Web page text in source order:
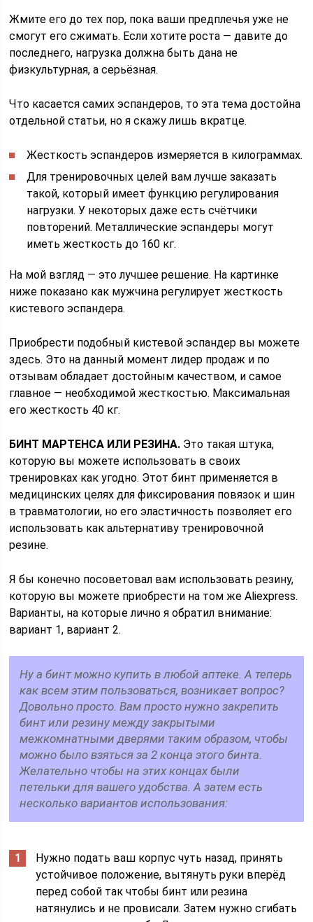
Жмите его до тех пор, пока ваши предплечья уже не
смогут его сжимать. Если хотите роста — давите до
последнего, нагрузка должна быть дана не
физкультурная, а серьёзная.
Что касается самих эспандеров, то эта тема достойна
отдельной статьи, но я скажу лишь вкратце.
Жесткость эспандеров измеряется в килограммах.
Для тренировочных целей вам лучше заказать
такой, который имеет функцию регулирования
нагрузки. У некоторых даже есть счётчики
повторений. Металлические эспандеры могут
иметь жесткость до 160 кг.
На мой взгляд — это лучшее решение. На картинке
ниже показано как мужчина регулирует жесткость
кистевого эспандера.
Приобрести подобный кистевой эспандер вы можете
здесь. Это на данный момент лидер продаж и по
отзывам обладает достойным качеством, и самое
главное — необходимой жесткостью. Максимальная
его жесткость 40 кг.
БИНТ МАРТЕНСА ИЛИ РЕЗИНА. Это такая штука,
которую вы можете использовать в своих
тренировках как угодно. Этот бинт применяется в
медицинских целях для фиксирования повязок и шин
в травматологии, но его эластичность позволяет его
использовать как альтернативу тренировочной
резине.
Я бы конечно посоветовал вам использовать резину,
которую вы можете приобрести на том же Аliexpress.
Варианты, на которые лично я обратил внимание:
вариант 1, вариант 2.
Ну а бинт можно купить в любой аптеке. А теперь
как всем этим пользоваться, возникает вопрос?
Довольно просто. Вам просто нужно закрепить
бинт или резину между закрытыми
межкомнатными дверями таким образом, чтобы
можно было взяться за 2 конца этого бинта.
Желательно чтобы на этих концах были
петельки для вашего удобства. А затем есть
несколько вариантов использования:
Нужно подать ваш корпус чуть назад, принять
устойчивое положение, вытянуть руки вперёд
перед собой так чтобы бинт или резина
натянулись и не провисали. Затем нужно сгибать